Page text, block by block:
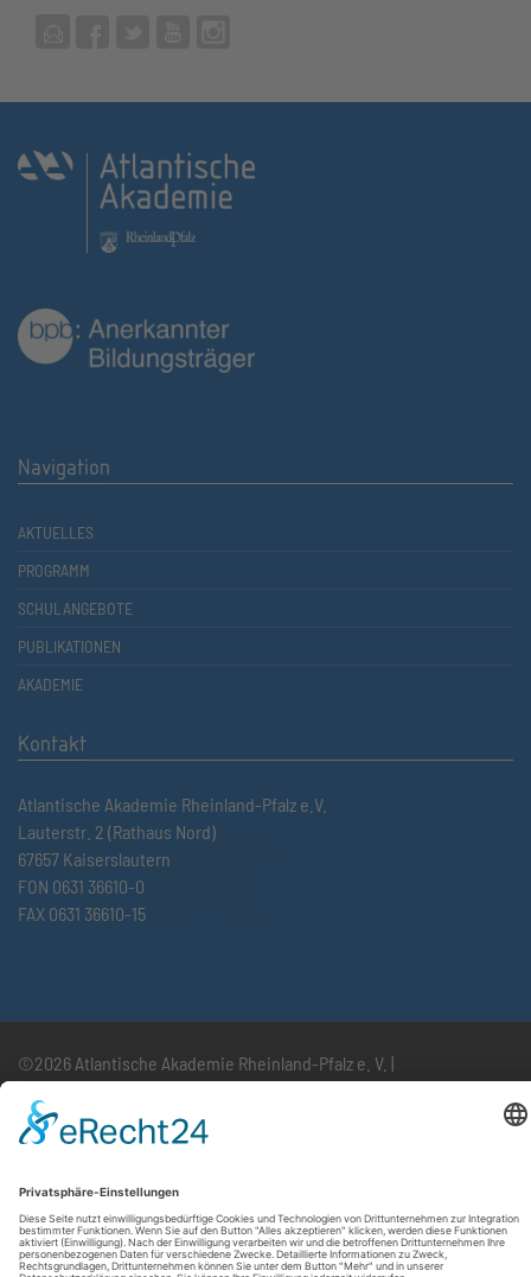
Navigation
AKTUELLES
PROGRAMM
SCHULANGEBOTE
PUBLIKATIONEN
AKADEMIE
Kontakt
Atlantische Akademie Rheinland-Pfalz e.V.
Lauterstr. 2 (Rathaus Nord)
67657 Kaiserslautern
FON 0631 36610-0
FAX 0631 36610-15
©2026 Atlantische Akademie Rheinland-Pfalz e. V. |
Impressum|Datenschutzerklärung|AGB|Newsletter|
Cookie-Einstellungen